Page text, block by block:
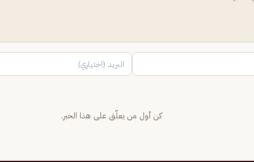
كن أول من يعلّق على هذا الخبر.